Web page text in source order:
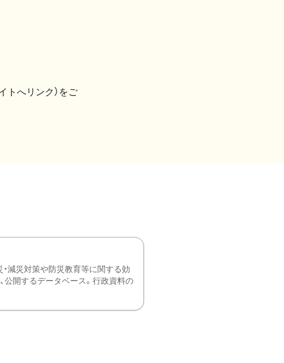
トへリンク）をご
減災対策や防災教育等に関する効
公開するデータベース。行政資料の